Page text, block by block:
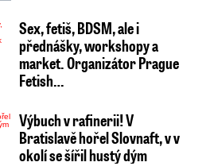
Sex, fetiš, BDSM, ale i
přednášky, workshopy a
market. Organizátor Prague
Fetish…
Výbuch v rafinerii! V
Bratislavě hořel Slovnaft, v v
okolí se šířil hustý dým